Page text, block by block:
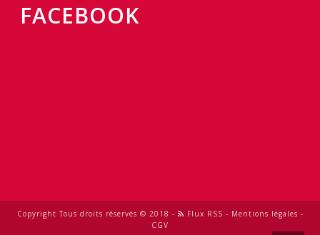
FACEBOOK
Copyright Tous droits réservés © 2018 - Flux RSS - Mentions légales -
CGV